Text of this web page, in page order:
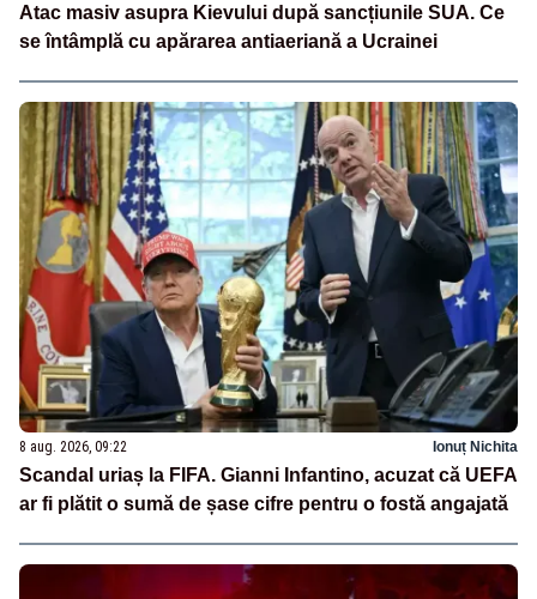
Atac masiv asupra Kievului după sancțiunile SUA. Ce
se întâmplă cu apărarea antiaeriană a Ucrainei
8 aug. 2026, 09:22 Ionuț Nichita
Scandal uriaș la FIFA. Gianni Infantino, acuzat că UEFA
ar fi plătit o sumă de șase cifre pentru o fostă angajată